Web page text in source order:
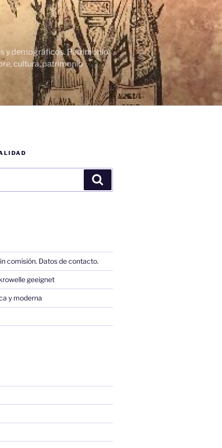
y demográficos. Patrimonio
cultura, patrimonio
comisión. Datos de contacto.
geeignet
y moderna